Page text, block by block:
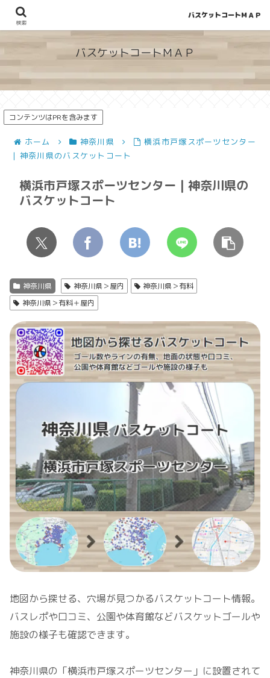
地図から探せる！穴場が見つかるバスケットコート情報
バスケットコートＭＡＰ
コンテンツはPRを含みます
ホーム 神奈川県
横浜市戸塚スポーツセンター
| 神奈川県のバスケットコート
横浜市戸塚スポーツセンター | 神奈川県の
バスケットコート
神奈川県 神奈川県＞屋内
神奈川県＞有料
神奈川県＞有料＋屋内
地図から探せる、穴場が見つかるバスケットコート情報。
バスレポや口コミ、公園や体育館などバスケットゴールや
施設の様子も確認できます。
神奈川県の「横浜市戸塚スポーツセンター」に設置されて
検索
バスケットコートＭＡＰ